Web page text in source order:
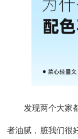
发现两个大家
者油腻，脏我们很